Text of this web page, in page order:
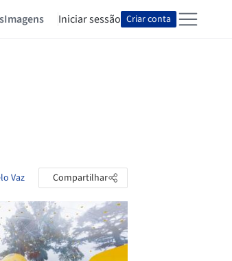
Imagens Iniciar sessão Criar conta
Vaz Compartilhar